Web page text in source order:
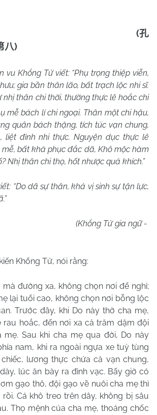
(孔
八)
vu Khổng Tử viết: “Phụ trọng thiệp viễn,
gia bần thân lão, bất trạch lộc nhi sĩ.
nhị thân chi thời, thường thực lê hoắc chi
mễ bách lí chi ngoại. Thân một chi hậu,
quân bách thặng, tích túc vạn chung,
liệt đỉnh nhi thực. Nguyện dục thực lê
bất khả phục đắc dã, Khô mộc hàm
Nhị thân chi thọ, hốt nhược quá khích.”
“Do dã sự thân, khả vị sinh sự tận lực,
(Khổng Tử gia ngữ -
Khổng Tử, nói rằng:
mà đường xa, không chọn nơi để nghỉ;
lại tuổi cao, không chọn nơi bỗng lộc
Trước đây, khi Do này thờ cha mẹ,
rau hoắc, đến nơi xa cả trăm dặm đội
mẹ. Sau khi cha mẹ qua đời, Do này
nam, khi ra ngoài ngựa xe tuỳ tùng
lương thực chứa cả vạn chung,
lúc ăn bày ra đỉnh vạc. Bấy giờ có
gạo thô, đội gạo về nuôi cha mẹ thì
Cá khô treo trên dây, không bị sâu
Thọ mệnh của cha mẹ, thoáng chốc